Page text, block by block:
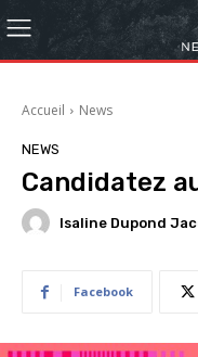
Accueil News
NEWS
Candidatez
Isaline Dupond
Facebook